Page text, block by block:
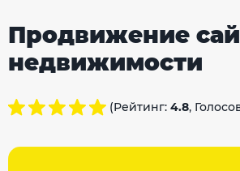
Продвижение
недвижимости
(Рейтинг: 4.8,